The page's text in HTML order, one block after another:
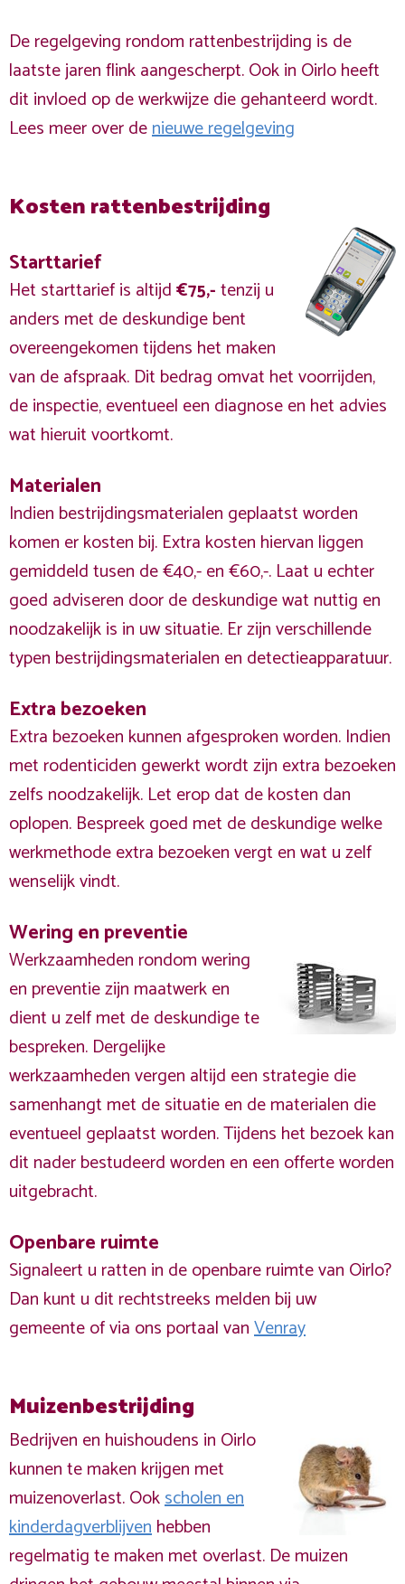
De regelgeving rondom rattenbestrijding is de
laatste jaren flink aangescherpt. Ook in Oirlo heeft
dit invloed op de werkwijze die gehanteerd wordt.
Lees meer over denieuwe regelgeving
Kosten rattenbestrijding
Starttarief
Het starttarief is altijd€75,-tenzij u
anders met de deskundige bent
overeengekomen tijdens het maken
van de afspraak. Dit bedrag omvat het voorrijden,
de inspectie, eventueel een diagnose en het advies
wat hieruit voortkomt.
Materialen
Indien bestrijdingsmaterialen geplaatst worden
komen er kosten bij. Extra kosten hiervan liggen
gemiddeld tusen de €40,- en €60,-. Laat u echter
goed adviseren door de deskundige wat nuttig en
noodzakelijk is in uw situatie. Er zijn verschillende
typen bestrijdingsmaterialen en detectieapparatuur.
Extra bezoeken
Extra bezoeken kunnen afgesproken worden. Indien
met rodenticiden gewerkt wordt zijn extra bezoeken
zelfs noodzakelijk. Let erop dat de kosten dan
oplopen. Bespreek goed met de deskundige welke
werkmethode extra bezoeken vergt en wat u zelf
wenselijk vindt.
Wering en preventie
Werkzaamheden rondom wering
en preventie zijn maatwerk en
dient u zelf met de deskundige te
bespreken. Dergelijke
werkzaamheden vergen altijd een strategie die
samenhangt met de situatie en de materialen die
eventueel geplaatst worden. Tijdens het bezoek kan
dit nader bestudeerd worden en een offerte worden
uitgebracht.
Openbare ruimte
Signaleert u ratten in de openbare ruimte van Oirlo?
Dan kunt u dit rechtstreeks melden bij uw
gemeente of via ons portaal vanVenray
Muizenbestrijding
Bedrijven en huishoudens in Oirlo
kunnen te maken krijgen met
muizenoverlast. Ookscholen en
kinderdagverblijvenhebben
regelmatig te maken met overlast. De muizen